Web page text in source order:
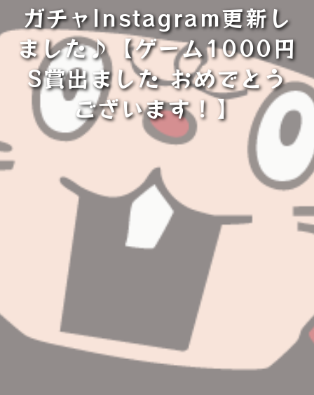
ガチャInstagram更新し
ました♪【ゲーム1000円
S賞出ました おめでとう
ございます！⁡】